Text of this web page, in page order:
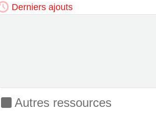
Derniers ajouts
Autres ressources